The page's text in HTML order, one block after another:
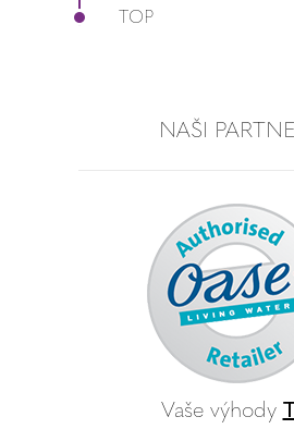
TOP
NAŠI
Vaše výhody